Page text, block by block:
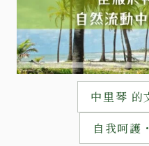
中里琴
自我呵護